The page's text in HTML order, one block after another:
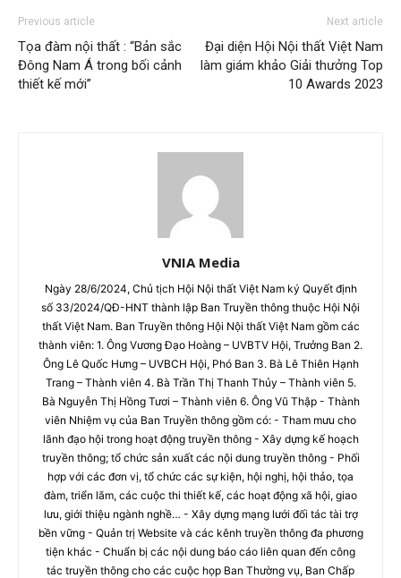
Previous article
Tọa đàm nội thất : “Bản sắc
Đông Nam Á trong bối cảnh
thiết kế mới”
Next article
Đại diện Hội Nội thất Việt Nam
làm giám khảo Giải thưởng Top
10 Awards 2023
VNIA Media
Ngày 28/6/2024, Chủ tịch Hội Nội thất Việt Nam ký Quyết định
số 33/2024/QĐ-HNT thành lập Ban Truyền thông thuộc Hội Nội
thất Việt Nam. Ban Truyền thông Hội Nội thất Việt Nam gồm các
thành viên: 1. Ông Vương Đạo Hoàng – UVBTV Hội, Trưởng Ban 2.
Ông Lê Quốc Hưng – UVBCH Hội, Phó Ban 3. Bà Lê Thiên Hạnh
Trang – Thành viên 4. Bà Trần Thị Thanh Thủy – Thành viên 5.
Bà Nguyễn Thị Hồng Tươi – Thành viên 6. Ông Vũ Thập - Thành
viên Nhiệm vụ của Ban Truyền thông gồm có: - Tham mưu cho
lãnh đạo hội trong hoạt động truyền thông - Xây dựng kế hoạch
truyền thông; tổ chức sản xuất các nội dung truyền thông - Phối
hợp với các đơn vị, tổ chức các sự kiện, hội nghị, hội thảo, tọa
đàm, triển lãm, các cuộc thi thiết kế, các hoạt động xã hội, giao
lưu, giới thiệu ngành nghề… - Xây dựng mạng lưới đối tác tài trợ
bền vững - Quản trị Website và các kênh truyền thông đa phương
tiện khác - Chuẩn bị các nội dung báo cáo liên quan đến công
tác truyền thông cho các cuộc họp Ban Thường vụ, Ban Chấp